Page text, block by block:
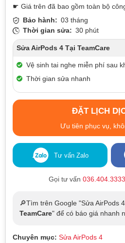
☛ Giá trên đã bao gồm toàn bộ
Bảo hành: 03 tháng
Thời gian sửa: 30 phút
Sửa AirPods 4 Tại TeamCare
Vệ sinh tai nghe miễn phí sau
Thời gian sửa nhanh
ĐẶT LỊCH
Ưu tiên phục vụ,
Tư vấn Zalo
Gọi tư vấn 036.404.3333
🔎Tìm trên Google "Sửa AirPods
TeamCare" để có báo giá nhanh
Chuyên mục: Sửa AirPods 4